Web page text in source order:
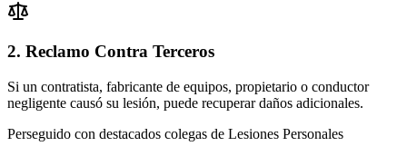
2. Reclamo Contra Terceros
Si un contratista, fabricante de equipos, propietario o conductor
negligente causó su lesión, puede recuperar daños adicionales.
Perseguido con destacados colegas de Lesiones Personales